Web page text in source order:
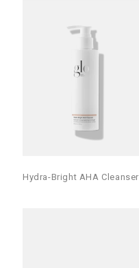
Hydra-Bright AHA Cleanser